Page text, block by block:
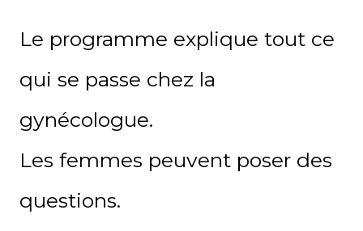
Le programme explique tout ce
qui se passe chez la
gynécologue.
Les femmes peuvent poser des
questions.